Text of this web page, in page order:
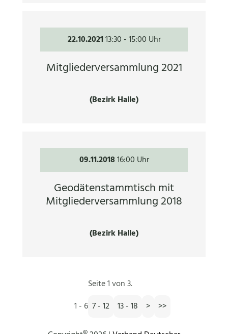
22.10.202113:30 -15:00 Uhr
Mitgliederversammlung 2021
(Bezirk Halle)
09.11.201816:00 Uhr
Geodätenstammtisch mit
Mitgliederversammlung 2018
(Bezirk Halle)
Seite 1 von 3.
1 - 6 7 - 12 13 - 18 > >>